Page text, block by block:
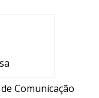
Comunicação